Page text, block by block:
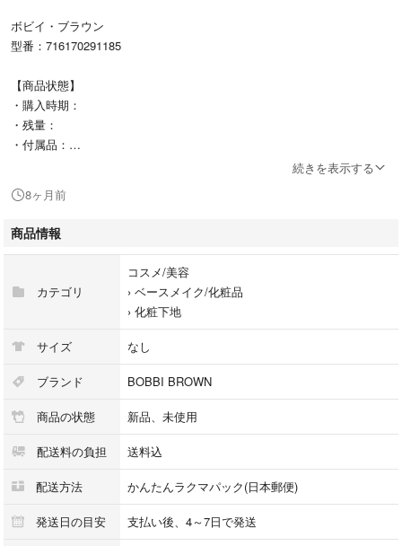
ボビイ・ブラウン
型番：716170291185
【商品状態】
・購入時期：
・残量：
・付属品：
#716170291185
#コスメ/美容
#ベースメイク/化粧品
続きを表示する
8ヶ月前
商品情報
カテゴリ
コスメ/美容
› ベースメイク/化粧品
› 化粧下地
サイズ なし
ブランド BOBBI BROWN
商品の状態 新品、未使用
配送料の負担 送料込
配送方法 かんたんラクマパック(日本郵便)
発送日の目安 支払い後、4～7日で発送